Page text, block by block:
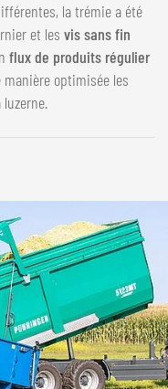
la trémie a été
et les vis sans fin
flux de produits régulier
manière optimisée les
luzerne.